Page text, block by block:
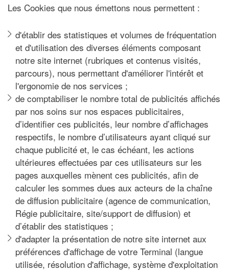
Les Cookies que nous émettons nous permettent :
d'établir des statistiques et volumes de fréquentation
et d'utilisation des diverses éléments composant
notre site internet (rubriques et contenus visités,
parcours), nous permettant d'améliorer l'intérêt et
l'ergonomie de nos services ;
de comptabiliser le nombre total de publicités affichés
par nos soins sur nos espaces publicitaires,
d’identifier ces publicités, leur nombre d’affichages
respectifs, le nombre d’utilisateurs ayant cliqué sur
chaque publicité et, le cas échéant, les actions
ultérieures effectuées par ces utilisateurs sur les
pages auxquelles mènent ces publicités, afin de
calculer les sommes dues aux acteurs de la chaîne
de diffusion publicitaire (agence de communication,
Régie publicitaire, site/support de diffusion) et
d’établir des statistiques ;
d'adapter la présentation de notre site internet aux
préférences d'affichage de votre Terminal (langue
utilisée, résolution d'affichage, système d'exploitation